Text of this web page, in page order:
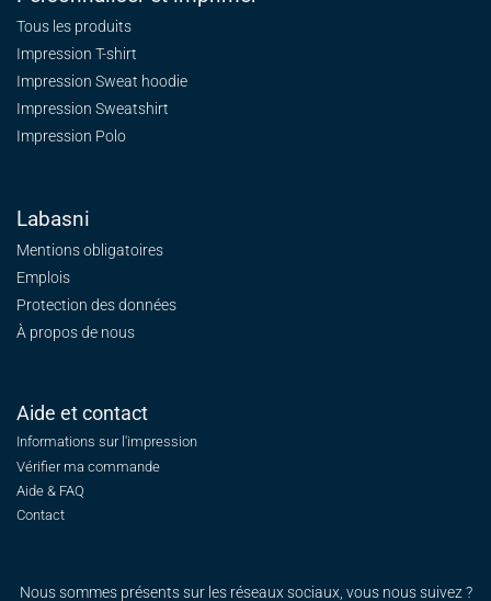
Tous les produits
Impression T-shirt
Impression Sweat hoodie
Impression Sweatshirt
Impression Polo
Labasni
Mentions obligatoires
Emplois
Protection des données
À propos de nous
Aide et contact
Informations sur l'impression
Vérifier ma commande
Aide & FAQ
Contact
Nous sommes présents sur les réseaux sociaux, vous nous suivez ?